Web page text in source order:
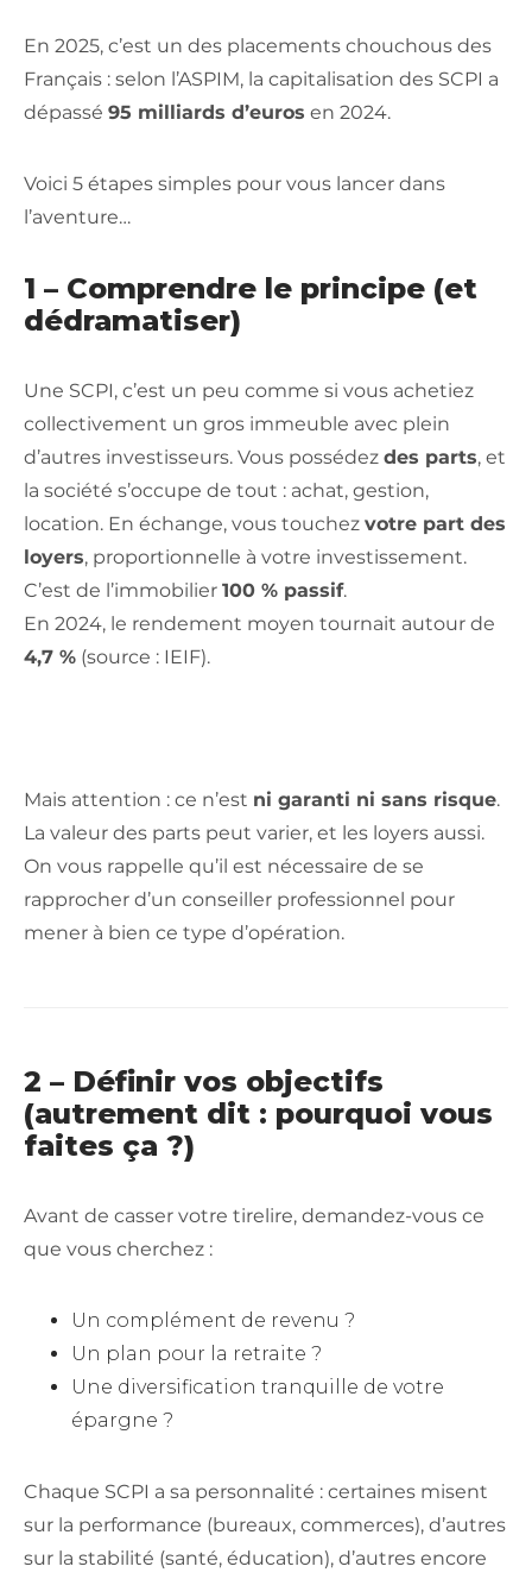
En 2025, c’est un des placements chouchous des
Français : selon l’ASPIM, la capitalisation des SCPI a
dépassé 95 milliards d’euros en 2024.
Voici 5 étapes simples pour vous lancer dans
l’aventure…
1 – Comprendre le principe (et
dédramatiser)
Une SCPI, c’est un peu comme si vous achetiez
collectivement un gros immeuble avec plein
d’autres investisseurs. Vous possédez des parts, et
la société s’occupe de tout : achat, gestion,
location. En échange, vous touchez votre part des
loyers, proportionnelle à votre investissement.
C’est de l’immobilier 100 % passif.
En 2024, le rendement moyen tournait autour de
4,7 % (source : IEIF).
Mais attention : ce n’est ni garanti ni sans risque.
La valeur des parts peut varier, et les loyers aussi.
On vous rappelle qu’il est nécessaire de se
rapprocher d’un conseiller professionnel pour
mener à bien ce type d’opération.
2 – Définir vos objectifs
(autrement dit : pourquoi vous
faites ça ?)
Avant de casser votre tirelire, demandez-vous ce
que vous cherchez :
Un complément de revenu ?
Un plan pour la retraite ?
Une diversification tranquille de votre
épargne ?
Chaque SCPI a sa personnalité : certaines misent
sur la performance (bureaux, commerces), d’autres
sur la stabilité (santé, éducation), d’autres encore